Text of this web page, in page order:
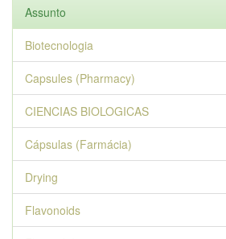
Assunto
Biotecnologia
Capsules (Pharmacy)
CIENCIAS BIOLOGICAS
Cápsulas (Farmácia)
Drying
Flavonoids